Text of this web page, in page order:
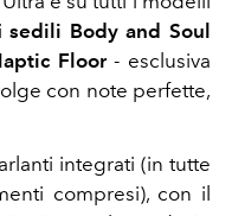
isedili Body and Soul
Floor- esclusiva
con note perfette,
integrati (in tutte
compresi), con il